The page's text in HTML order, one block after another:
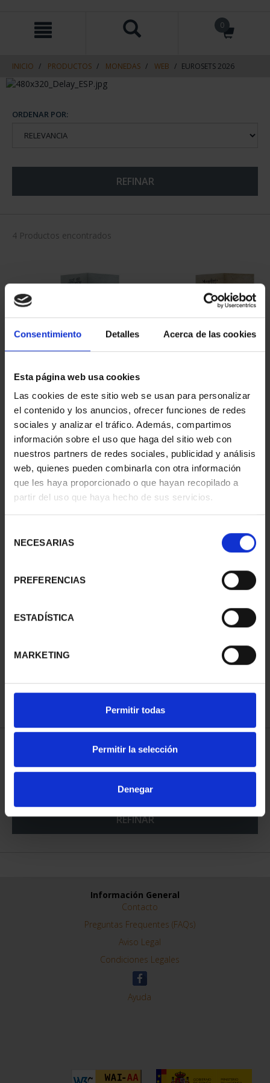
Consentimiento Detalles Acerca de las cookies
Esta página web usa cookies
Las cookies de este sitio web se usan para personalizar
el contenido y los anuncios, ofrecer funciones de redes
sociales y analizar el tráfico. Además, compartimos
información sobre el uso que haga del sitio web con
nuestros partners de redes sociales, publicidad y análisis
web, quienes pueden combinarla con otra información
que les haya proporcionado o que hayan recopilado a
partir del uso que haya hecho de sus servicios.
NECESARIAS
PREFERENCIAS
ESTADÍSTICA
MARKETING
Permitir todas
Permitir la selección
Denegar
contenido
navegacin
0
INICIO PRODUCTOS MONEDAS WEB EUROSETS 2026
ORDENAR POR:
REFINAR
4 Productos encontrados
CARTERITA 2 EURO
PROOF ART.49
INCLUSION ...
26,00 €
CARTERITA 2 EURO
PROOF MONAST.DE
POBLET ...
26,00 €
EUROSET PROOF AÑO
100,00 €
EUROSET 2026
REFINAR
Información General
Contacto
Preguntas Frequentes (FAQs)
Aviso Legal
Condiciones Legales
Ayuda